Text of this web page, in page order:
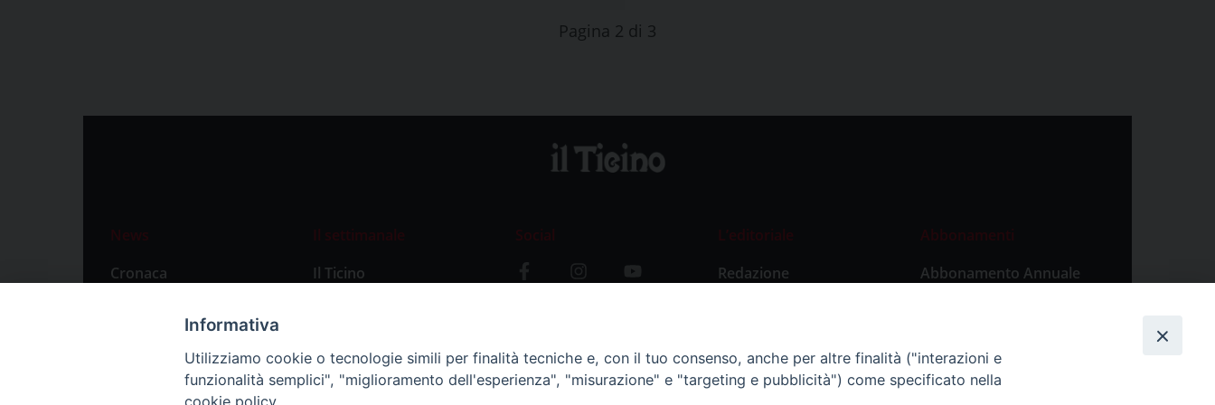
Pagina 2 di 3
News
Cronaca
Primo Piano
Il settimanale
Il Ticino
Social
L’editoriale
Redazione
Abbonamenti
Abbonamento Annuale
Abbonamento Singola
Informativa
Utilizziamo cookie o tecnologie simili per finalità tecniche e, con il tuo consenso, anche per altre finalità ("interazioni e
funzionalità semplici", "miglioramento dell'esperienza", "misurazione" e "targeting e pubblicità") come specificato nella